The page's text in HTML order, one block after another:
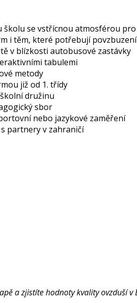
se vstřícnou atmosférou pro
i těm, které potřebují
v blízkosti autobusové zastávky
tabulemi
metody
již od 1. třídy
družinu
sbor
nebo jazykové zaměření
partnery v zahraničí
a zjistíte hodnoty kvality ovzduší